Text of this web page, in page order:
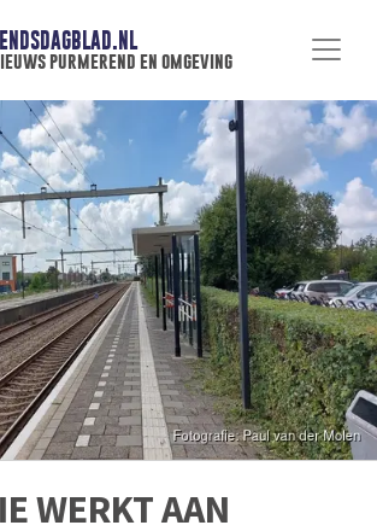
purmerend en omgeving
WERKT AAN